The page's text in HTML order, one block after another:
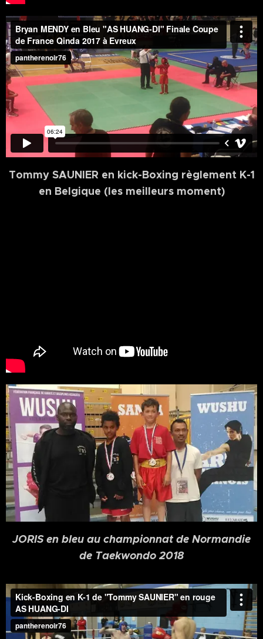
Tommy SAUNIER en kick-Boxing règlement K-1
en Belgique (les meilleurs moment)
JORIS en bleu au championnat de Normandie
de Taekwondo 2018